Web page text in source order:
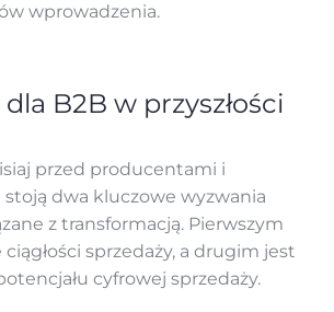
wprowadzenia.
B2B w przyszłości
przed producentami i
dwa kluczowe wyzwania
z transformacją. Pierwszym
sprzedaży, a drugim jest
cyfrowej sprzedaży.